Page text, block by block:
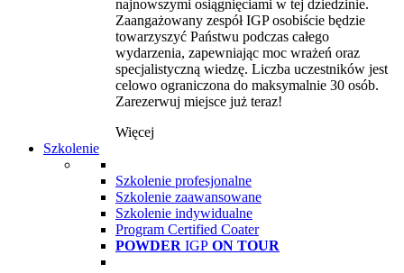
najnowszymi osiągnięciami w tej dziedzinie.
Zaangażowany zespół IGP osobiście będzie
towarzyszyć Państwu podczas całego
wydarzenia, zapewniając moc wrażeń oraz
specjalistyczną wiedzę. Liczba uczestników jest
celowo ograniczona do maksymalnie 30 osób.
Zarezerwuj miejsce już teraz!
Więcej
Szkolenie
Szkolenie profesjonalne
Szkolenie zaawansowane
Szkolenie indywidualne
Program Certified Coater
POWDER IGP ON TOUR